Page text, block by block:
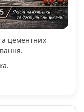
цементних